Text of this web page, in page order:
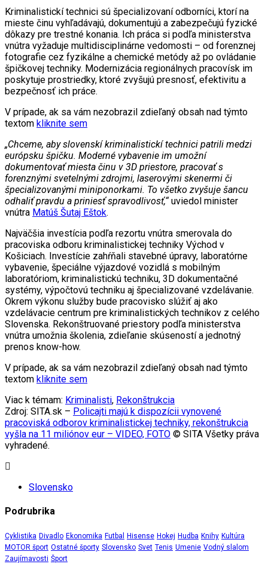
Kriminalistickí technici sú špecializovaní odborníci, ktorí na
mieste činu vyhľadávajú, dokumentujú a zabezpečujú fyzické
dôkazy pre trestné konania. Ich práca si podľa ministerstva
vnútra vyžaduje multidisciplinárne vedomosti – od forenznej
fotografie cez fyzikálne a chemické metódy až po ovládanie
špičkovej techniky. Modernizácia regionálnych pracovísk im
poskytuje prostriedky, ktoré zvyšujú presnosť, efektivitu a
bezpečnosť ich práce.
V prípade, ak sa vám nezobrazil zdieľaný obsah nad týmto
textom kliknite sem
„Chceme, aby slovenskí kriminalistickí technici patrili medzi
európsku špičku. Moderné vybavenie im umožní
dokumentovať miesta činu v 3D priestore, pracovať s
forenznými svetelnými zdrojmi, laserovými skenermi či
špecializovanými miniponorkami. To všetko zvyšuje šancu
odhaliť pravdu a priniesť spravodlivosť,“uviedol minister
vnútra Matúš Šutaj Eštok.
Najväčšia investícia podľa rezortu vnútra smerovala do
pracoviska odboru kriminalistickej techniky Východ v
Košiciach. Investície zahŕňali stavebné úpravy, laboratórne
vybavenie, špeciálne výjazdové vozidlá s mobilným
laboratóriom, kriminalistickú techniku, 3D dokumentačné
systémy, výpočtovú techniku aj špecializované vzdelávanie.
Okrem výkonu služby bude pracovisko slúžiť aj ako
vzdelávacie centrum pre kriminalistických technikov z celého
Slovenska. Rekonštruované priestory podľa ministerstva
vnútra umožnia školenia, zdieľanie skúseností a jednotný
prenos know-how.
V prípade, ak sa vám nezobrazil zdieľaný obsah nad týmto
textom kliknite sem
Viac k témam: Kriminalisti, Rekonštrukcia
Zdroj: SITA.sk – Policajti majú k dispozícii vynovené
pracoviská odborov kriminalistickej techniky, rekonštrukcia
vyšla na 11 miliónov eur – VIDEO, FOTO © SITA Všetky práva
vyhradené.
Slovensko
Podrubrika
Cyklistika Divadlo Ekonomika Futbal Hisense Hokej Hudba Knihy Kultúra
MOTOR šport Ostatné športy Slovensko Svet Tenis Umenie Vodný slalom
Zaujímavosti Šport